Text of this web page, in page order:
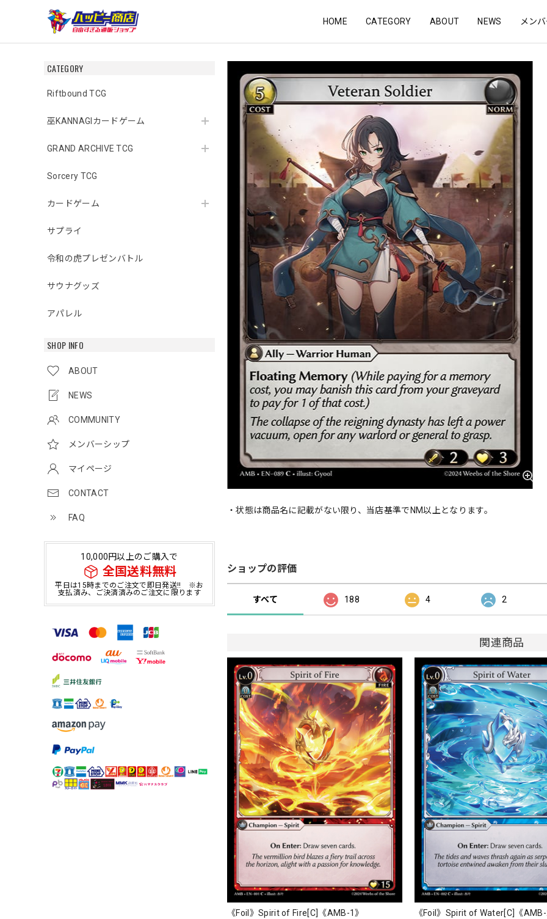
HOME CATEGORY ABOUT NEWS メン
CATEGORY
Riftbound TCG
巫KANNAGIカードゲーム
GRAND ARCHIVE TCG
Sorcery TCG
カードゲーム
サプライ
令和の虎プレゼンバトル
サウナグッズ
アパレル
SHOP INFO
ABOUT
NEWS
COMMUNITY
メンバーシップ
マイページ
CONTACT
FAQ
10,000円以上のご購入で
全国送料無料
平日は15時までのご注文で即日発送!! ※お
支払済み、ご決済済みのご注文に限ります
・状態は商品名に記載がない限り、当店基準でNM以上となります。
ショップの評価
すべて 188 4 2
関連商品
《Foil》Spirit of Fire[C]《AMB-1》
《Foil》Spirit of Water[C]《